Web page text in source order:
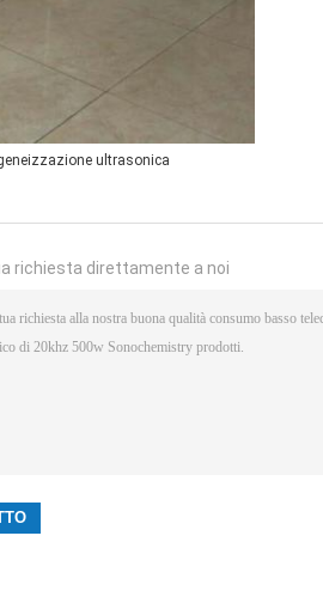
ultrasonica
richiesta direttamente a noi